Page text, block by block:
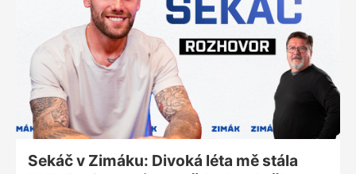
Sekáč v Zimáku: Divoká léta mě stála